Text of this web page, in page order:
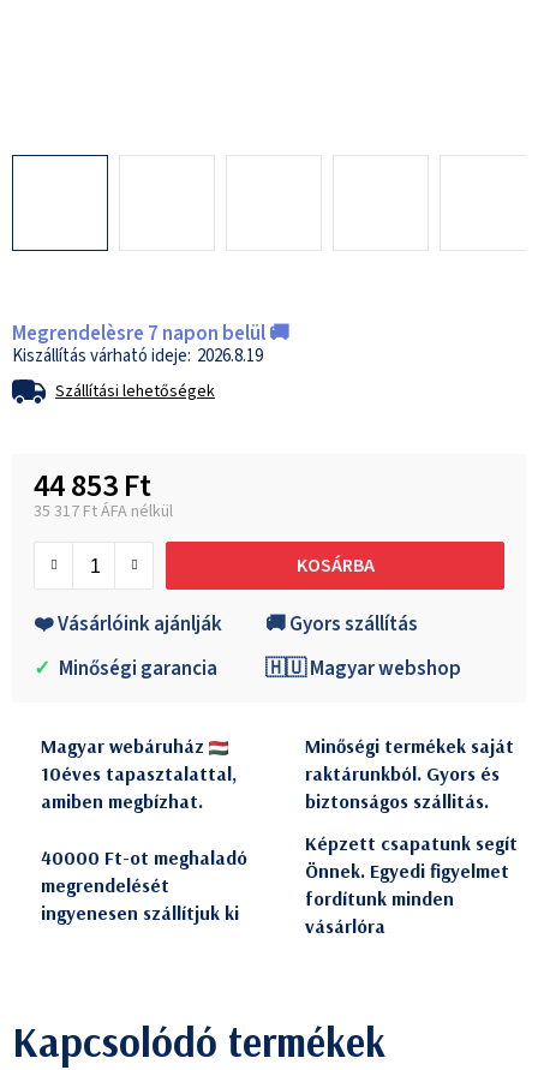
Megrendelèsre 7 napon belül 🚚
2026.8.19
Szállítási lehetőségek
44 853 Ft
35 317 Ft ÁFA nélkül
KOSÁRBA
❤️ Vásárlóink ajánlják
🚚 Gyors szállítás
✓ Minőségi garancia 🇭🇺 Magyar webshop
Magyar webáruház
10éves tapasztalattal,
amiben megbízhat.
Minőségi termékek saját
raktárunkból. Gyors és
biztonságos szállitás.
40000 Ft-ot meghaladó
megrendelését
ingyenesen szállítjuk ki
Képzett csapatunk segít
Önnek. Egyedi figyelmet
fordítunk minden
vásárlóra
Kapcsolódó termékek